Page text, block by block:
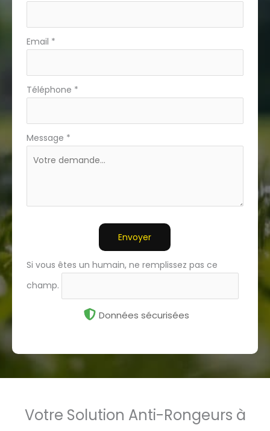
Email *
Téléphone *
Message *
Envoyer
Si vous êtes un humain, ne remplissez pas ce
champ.
Données sécurisées
Votre Solution Anti-Rongeurs à